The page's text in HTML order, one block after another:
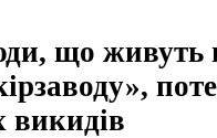
що живуть
викидів